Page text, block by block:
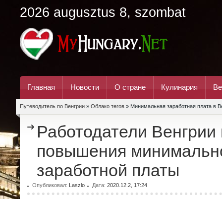
2026 augusztus 8, szombat
Главная Новости О стране Кулинария
Путеводитель по Венгрии » Облако тегов » Минимальная заработная плата в
Работодатели Венгрии
повышения
заработной платы
Опубликовал: Laszlo Дата: 2020.12.2, 17:24